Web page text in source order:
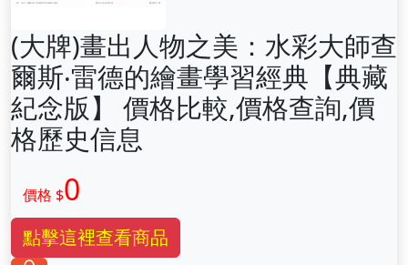
(大牌)畫出人物之美：水彩大師查
爾斯‧雷德的繪畫學習經典【典藏
紀念版】 價格比較,價格查詢,價
格歷史信息
價格 $0
點擊這裡查看商品